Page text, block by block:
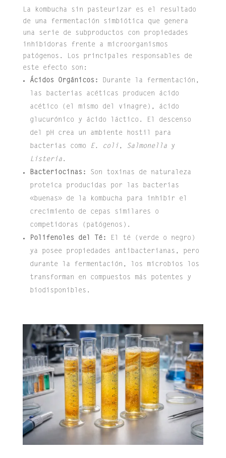
La kombucha sin pasteurizar es el resultado
de una fermentación simbiótica que genera
una serie de subproductos con propiedades
inhibidoras frente a microorganismos
patógenos. Los principales responsables de
este efecto son:
Ácidos Orgánicos:
Durante la fermentación,
las bacterias acéticas producen ácido
acético (el mismo del vinagre), ácido
glucurónico y ácido láctico.
El descenso
del pH crea un ambiente hostil para
bacterias como
E. coli , Salmonellay
Listeria.
Bacteriocinas:
Son toxinas de naturaleza
proteica producidas por las bacterias
«buenas» de la kombucha para inhibir el
crecimiento de cepas similares o
competidoras (patógenos).
Polifenoles del Té:
El té (verde o negro)
ya posee propiedades antibacterianas, pero
durante la fermentación, los microbios los
transforman en compuestos más potentes y
biodisponibles.